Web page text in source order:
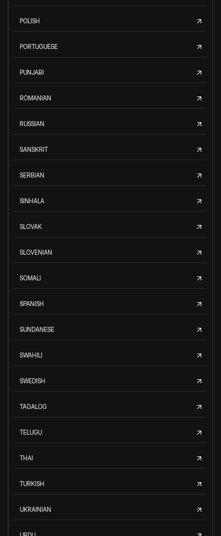
POLISH
PORTUGUESE
PUNJABI
ROMANIAN
RUSSIAN
SANSKRIT
SERBIAN
SINHALA
SLOVAK
SLOVENIAN
SOMALI
SPANISH
SUNDANESE
SWAHILI
SWEDISH
TAGALOG
TELUGU
THAI
TURKISH
UKRAINIAN